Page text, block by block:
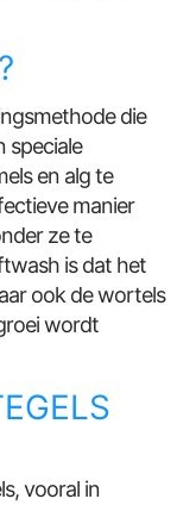
die
speciale
en alg te
manier
ze te
is dat het
ook de wortels
wordt
vooral in